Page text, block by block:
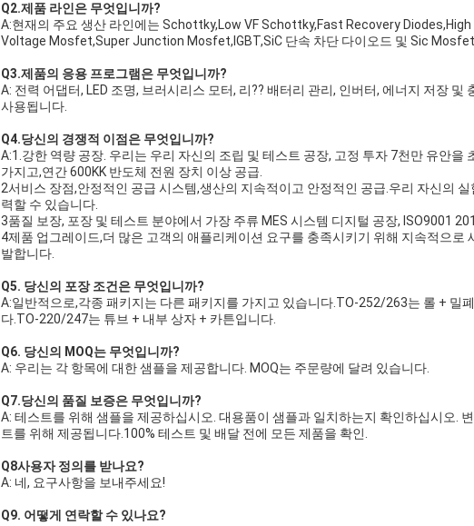
Q2.제품 라인은 무엇입니까?
A:현재의 주요 생산 라인에는 Schottky,Low VF Schottky,Fast Recovery
Voltage Mosfet,Super Junction Mosfet,IGBT,SiC 단속 차단 다이오드 및 Sic
Q3.제품의 응용 프로그램은 무엇입니까?
A: 전력 어댑터, LED 조명, 브러시리스 모터, 리?? 배터리 관리, 인버터, 에너지 저장 및
사용됩니다.
Q4.당신의 경쟁적 이점은 무엇입니까?
A:1.강한 역량 공장. 우리는 우리 자신의 조립 및 테스트 공장, 고정 투자 7천만 유안을
가지고,연간 600KK 반도체 전원 장치 이상 공급.
2서비스 장점,안정적인 공급 시스템,생산의 지속적이고 안정적인 공급.우리 자신의
력할 수 있습니다.
3품질 보장, 포장 및 테스트 분야에서 가장 주류 MES 시스템 디지털 공장, ISO9001
4제품 업그레이드,더 많은 고객의 애플리케이션 요구를 충족시키기 위해 지속적으로
발합니다.
Q5. 당신의 포장 조건은 무엇입니까?
A:일반적으로,각종 패키지는 다른 패키지를 가지고 있습니다.TO-252/263는 롤 + 밀
다.TO-220/247는 튜브 + 내부 상자 + 카튼입니다.
Q6. 당신의 MOQ는 무엇입니까?
A: 우리는 각 항목에 대한 샘플을 제공합니다. MOQ는 주문량에 달려 있습니다.
Q7.당신의 품질 보증은 무엇입니까?
A: 테스트를 위해 샘플을 제공하십시오. 대용품이 샘플과 일치하는지 확인하십시오.
트를 위해 제공됩니다.100% 테스트 및 배달 전에 모든 제품을 확인.
Q8사용자 정의를 받나요?
A: 네, 요구사항을 보내주세요!
Q9. 어떻게 연락할 수 있나요?